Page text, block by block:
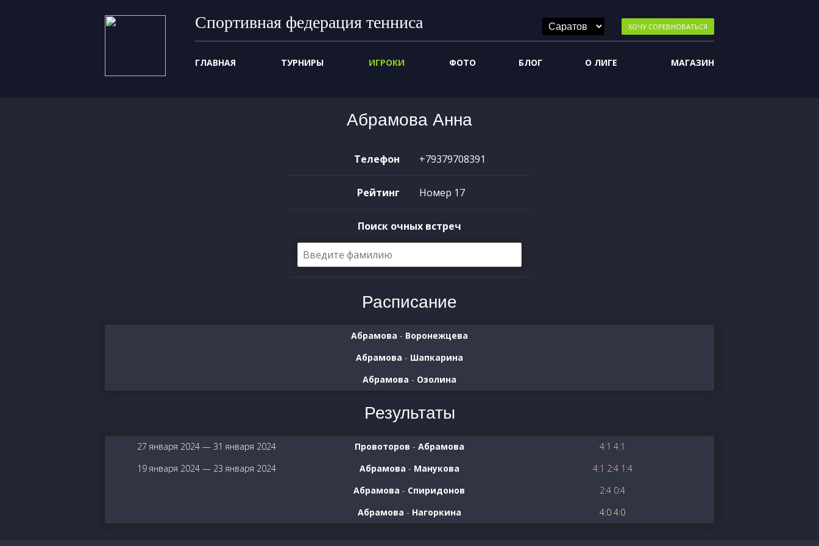
ХОЧУ СОРЕВНОВАТЬСЯ
Спортивная федерация тенниса
ГЛАВНАЯ ТУРНИРЫ ИГРОКИ ФОТО БЛОГ О ЛИГЕ МАГАЗИН
Абрамова Анна
Телефон +79379708391
Рейтинг Номер 17
Поиск очных встреч
Расписание
Абрамова - Воронежцева
Абрамова - Шапкарина
Абрамова - Озолина
Результаты
27 января 2024 — 31 января 2024 Провоторов - Абрамова
4:1 4:1
19 января 2024 — 23 января 2024
Абрамова - Манукова
4:1 2:4 1:4
Абрамова - Спиридонов
2:4 0:4
Абрамова - Нагоркина 4:0 4:0